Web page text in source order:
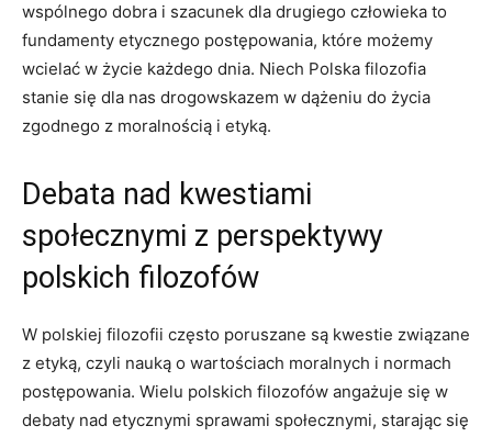
wspólnego⁤ dobra i ⁤szacunek dla drugiego człowieka to‌
fundamenty⁤ etycznego postępowania, które możemy
wcielać w‌ życie każdego dnia. Niech Polska filozofia⁢
stanie się dla nas ⁢drogowskazem w dążeniu do⁤ życia
zgodnego z moralnością i etyką.
Debata nad⁣ kwestiami
społecznymi ⁣z perspektywy
polskich filozofów
W polskiej filozofii często poruszane⁢ są kwestie związane
z etyką, czyli nauką o wartościach moralnych i normach
postępowania. Wielu polskich filozofów angażuje​ się w
debaty nad etycznymi sprawami społecznymi, starając się⁢